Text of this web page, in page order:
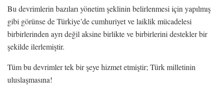
Bu devrimlerin bazıları yönetim şeklinin belirlenmesi için yapılmış
gibi görünse de Türkiye’de cumhuriyet ve laiklik mücadelesi
birbirlerinden ayrı değil aksine birlikte ve birbirlerini destekler bir
şekilde ilerlemiştir.
Tüm bu devrimler tek bir şeye hizmet etmiştir; Türk milletinin
uluslaşmasına!